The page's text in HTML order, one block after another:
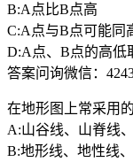
B:A点比B点高
C:A点与B点可能同
D:A点、B点的高低
答案问询微信：
在地形图上常采用
A:山谷线、山脊线
B:地形线、地性线